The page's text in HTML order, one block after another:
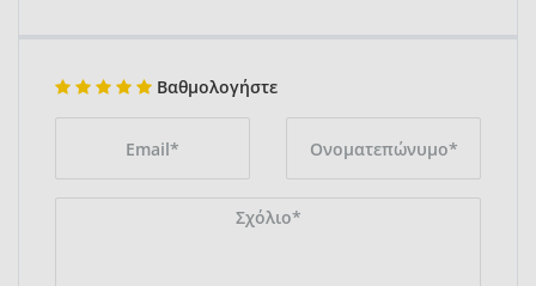
Βαθμολογήστε